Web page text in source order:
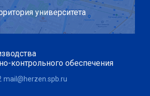
университета
контрольного обеспечения
mail@herzen.spb.ru